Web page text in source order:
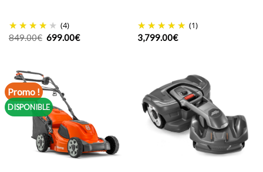
(4)
849.00€ Le
prix
699.00€Le
prix
(1)
3,799.00€
Promo !
DISPONIBLE